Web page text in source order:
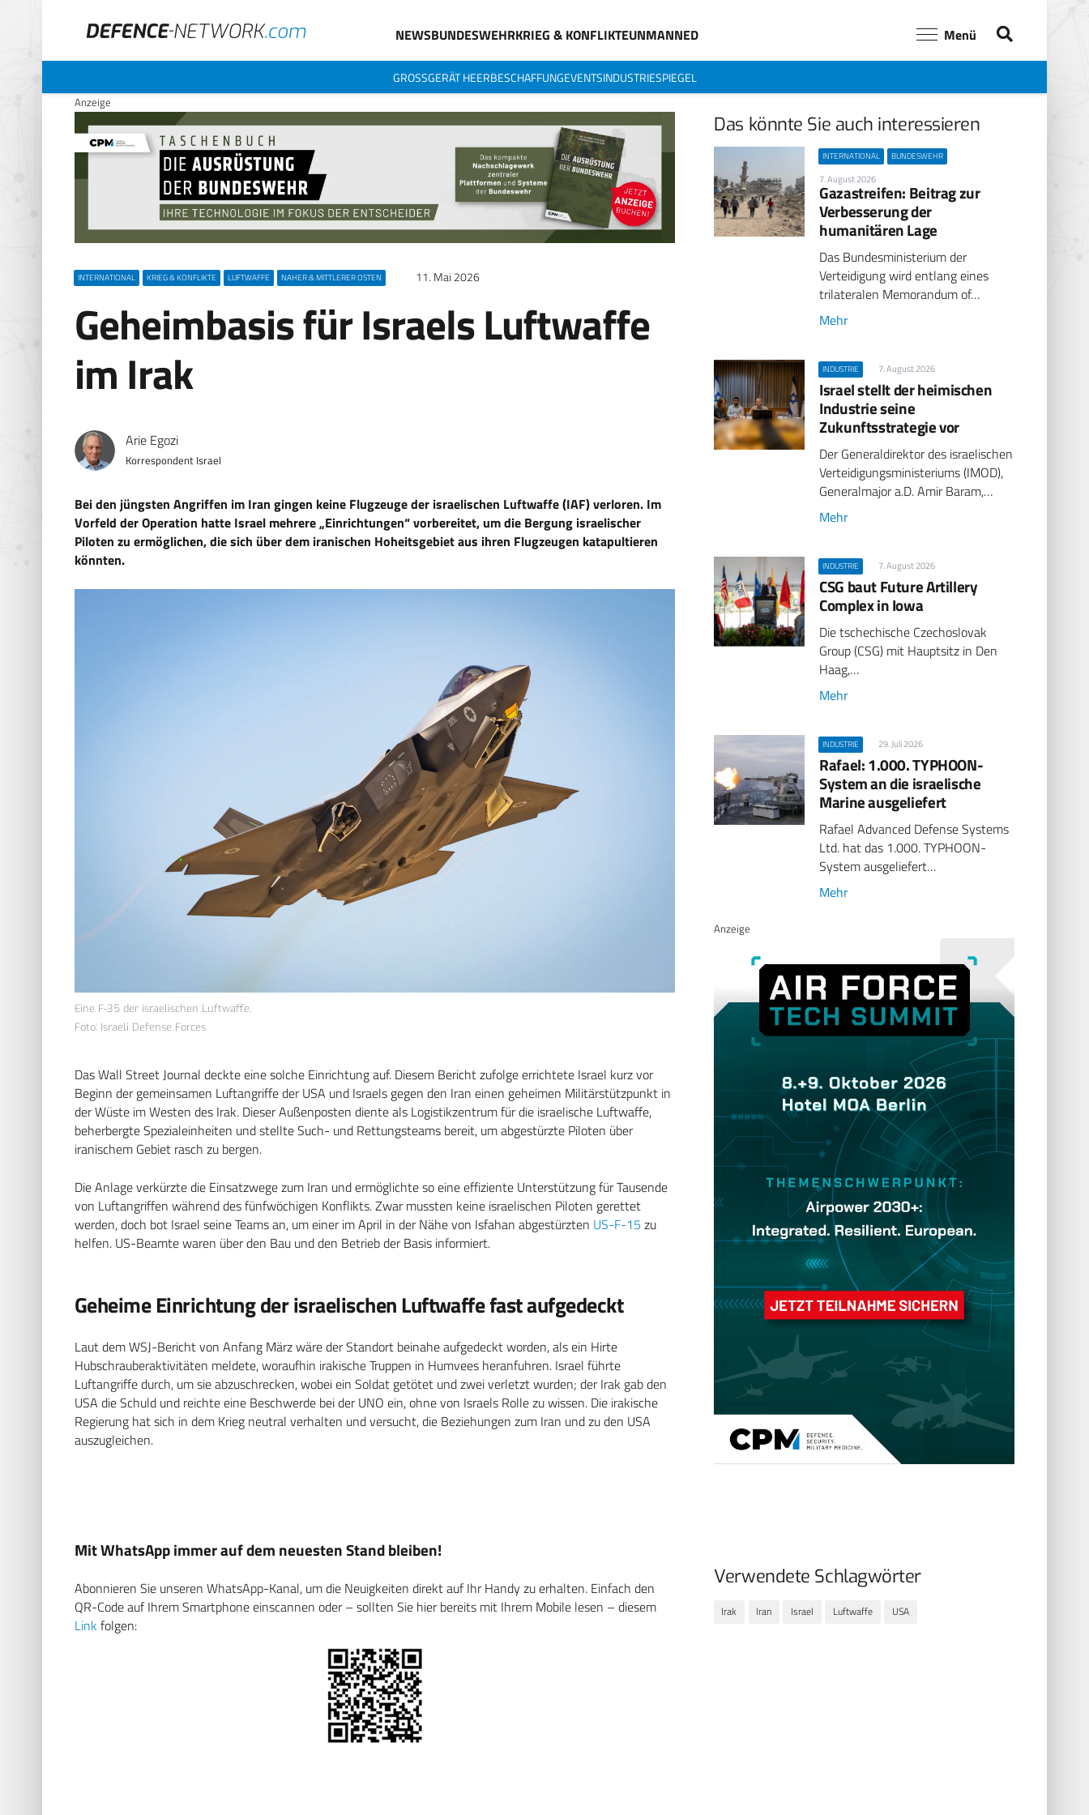
NEWSBUNDESWEHRKRIEG & KONFLIKTEUNMANNED Menü
GROSSGERÄT HEERBESCHAFFUNGEVENTSINDUSTRIESPIEGEL
Anzeige
INTERNATIONAL KRIEG & KONFLIKTE LUFTWAFFE NAHER & MITTLERER OSTEN 11. Mai 2026
Geheimbasis für Israels Luftwaffe
im Irak
Arie Egozi
Korrespondent Israel
Bei den jüngsten Angriffen im Iran gingen keine Flugzeuge der israelischen Luftwaffe (IAF) verloren. Im
Vorfeld der Operation hatte Israel mehrere „Einrichtungen“ vorbereitet, um die Bergung israelischer
Piloten zu ermöglichen, die sich über dem iranischen Hoheitsgebiet aus ihren Flugzeugen katapultieren
könnten.
Eine F-35 der israelischen Luftwaffe.
Foto: Israeli Defense Forces
Das Wall Street Journal deckte eine solche Einrichtung auf. Diesem Bericht zufolge errichtete Israel kurz vor
Beginn der gemeinsamen Luftangriffe der USA und Israels gegen den Iran einen geheimen Militärstützpunkt in
der Wüste im Westen des Irak. Dieser Außenposten diente als Logistikzentrum für die israelische Luftwaffe,
beherbergte Spezialeinheiten und stellte Such- und Rettungsteams bereit, um abgestürzte Piloten über
iranischem Gebiet rasch zu bergen.
Die Anlage verkürzte die Einsatzwege zum Iran und ermöglichte so eine effiziente Unterstützung für Tausende
von Luftangriffen während des fünfwöchigen Konflikts. Zwar mussten keine israelischen Piloten gerettet
werden, doch bot Israel seine Teams an, um einer im April in der Nähe von Isfahan abgestürzten US-F-15 zu
helfen. US-Beamte waren über den Bau und den Betrieb der Basis informiert.
Geheime Einrichtung der israelischen Luftwaffe fast aufgedeckt
Laut dem WSJ-Bericht von Anfang März wäre der Standort beinahe aufgedeckt worden, als ein Hirte
Hubschrauberaktivitäten meldete, woraufhin irakische Truppen in Humvees heranfuhren. Israel führte
Luftangriffe durch, um sie abzuschrecken, wobei ein Soldat getötet und zwei verletzt wurden; der Irak gab den
USA die Schuld und reichte eine Beschwerde bei der UNO ein, ohne von Israels Rolle zu wissen. Die irakische
Regierung hat sich in dem Krieg neutral verhalten und versucht, die Beziehungen zum Iran und zu den USA
auszugleichen.
Mit WhatsApp immer auf dem neuesten Stand bleiben!
Abonnieren Sie unseren WhatsApp-Kanal, um die Neuigkeiten direkt auf Ihr Handy zu erhalten. Einfach den
QR-Code auf Ihrem Smartphone einscannen oder – sollten Sie hier bereits mit Ihrem Mobile lesen – diesem
Link folgen:
Das könnte Sie auch interessieren
INTERNATIONAL BUNDESWEHR
7. August 2026
Gazastreifen: Beitrag zur
Verbesserung der
humanitären Lage
Das Bundesministerium der
Verteidigung wird entlang eines
trilateralen Memorandum of…
Mehr
INDUSTRIE 7. August 2026
Israel stellt der heimischen
Industrie seine
Zukunftsstrategie vor
Der Generaldirektor des israelischen
Verteidigungsministeriums (IMOD),
Generalmajor a.D. Amir Baram,…
Mehr
INDUSTRIE 7. August 2026
CSG baut Future Artillery
Complex in Iowa
Die tschechische Czechoslovak
Group (CSG) mit Hauptsitz in Den
Haag,…
Mehr
INDUSTRIE 29. Juli 2026
Rafael: 1.000. TYPHOON-
System an die israelische
Marine ausgeliefert
Rafael Advanced Defense Systems
Ltd. hat das 1.000. TYPHOON-
System ausgeliefert…
Mehr
Anzeige
Verwendete Schlagwörter
Irak Iran Israel Luftwaffe USA